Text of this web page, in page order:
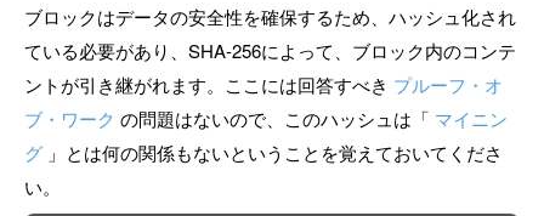
ブロックはデータの安全性を確保するため、ハッシュ化され
ている必要があり、SHA-256によって、ブロック内のコンテ
ントが引き継がれます。ここには回答すべき プルーフ・オ
ブ・ワーク の問題はないので、このハッシュは「 マイニン
グ 」とは何の関係もないということを覚えておいてくださ
い。